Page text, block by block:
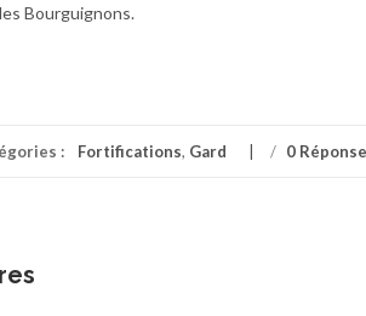
Bourguignons.
: Fortifications, Gard / 0 Réponse